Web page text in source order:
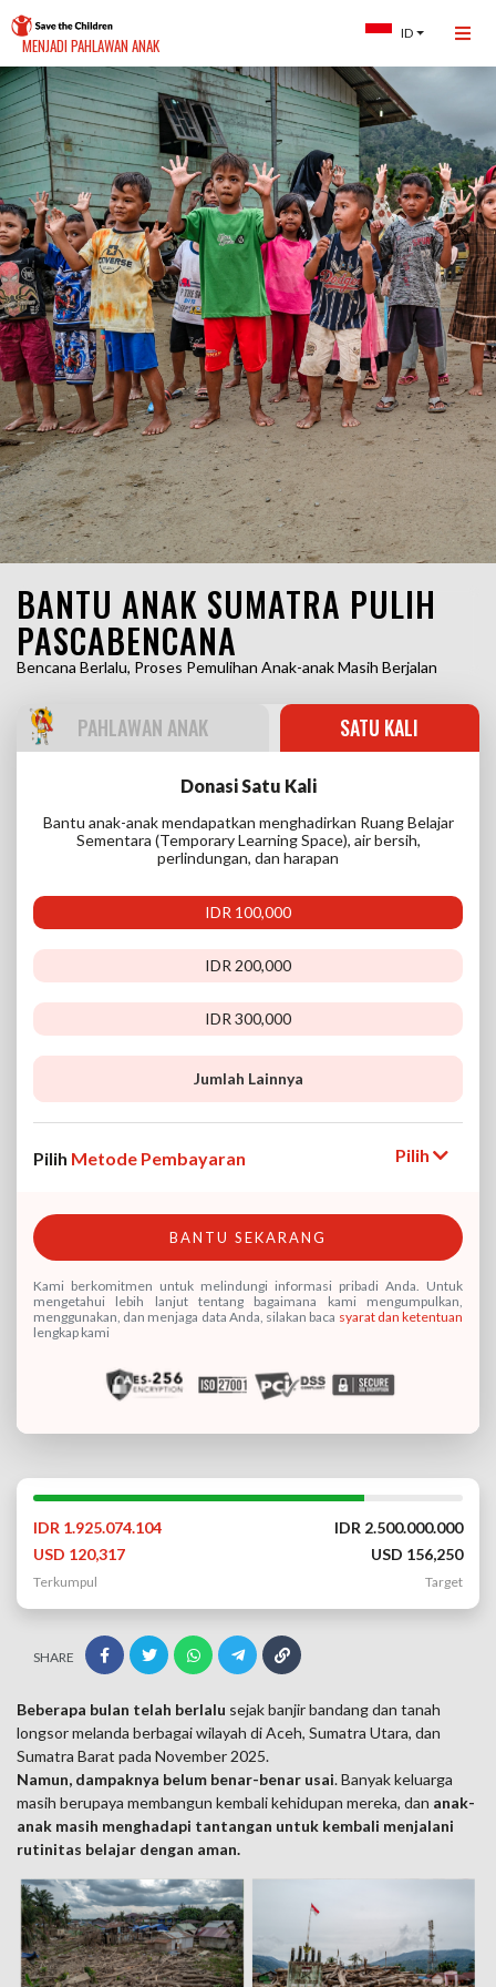
MENJADI PAHLAWAN ANAK
ID
BANTU ANAK SUMATRA PULIH
PASCABENCANA
Bencana Berlalu, Proses Pemulihan Anak-anak Masih Berjalan
PAHLAWAN ANAK SATU KALI
Donasi Satu Kali
Bantu anak-anak mendapatkan menghadirkan Ruang Belajar
Sementara (Temporary Learning Space), air bersih,
perlindungan, dan harapan
IDR 100,000
IDR 200,000
IDR 300,000
Jumlah Lainnya
Pilih Metode Pembayaran Pilih
BANTU SEKARANG
Kami berkomitmen untuk melindungi informasi pribadi Anda. Untuk
mengetahui lebih lanjut tentang bagaimana kami mengumpulkan,
menggunakan, dan menjaga data Anda, silakan baca syarat dan ketentuan
lengkap kami
IDR 1.925.074.104
USD 120,317
Terkumpul
IDR 2.500.000.000
USD 156,250
Target
SHARE
Beberapa bulan telah berlalu sejak banjir bandang dan tanah
longsor melanda berbagai wilayah di Aceh, Sumatra Utara, dan
Sumatra Barat pada November 2025.
Namun, dampaknya belum benar-benar usai. Banyak keluarga
masih berupaya membangun kembali kehidupan mereka, dan anak-
anak masih menghadapi tantangan untuk kembali menjalani
rutinitas belajar dengan aman.